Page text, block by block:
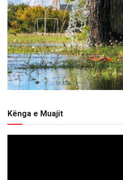
Kënga e Muajit